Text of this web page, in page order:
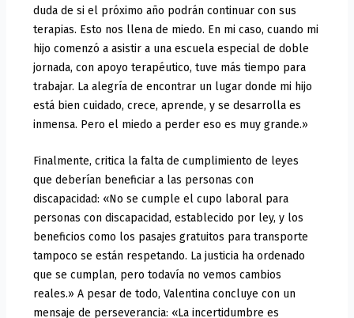
duda de si el próximo año podrán continuar con sus
terapias. Esto nos llena de miedo. En mi caso, cuando mi
hijo comenzó a asistir a una escuela especial de doble
jornada, con apoyo terapéutico, tuve más tiempo para
trabajar. La alegría de encontrar un lugar donde mi hijo
está bien cuidado, crece, aprende, y se desarrolla es
inmensa. Pero el miedo a perder eso es muy grande.»
Finalmente, critica la falta de cumplimiento de leyes
que deberían beneficiar a las personas con
discapacidad: «No se cumple el cupo laboral para
personas con discapacidad, establecido por ley, y los
beneficios como los pasajes gratuitos para transporte
tampoco se están respetando. La justicia ha ordenado
que se cumplan, pero todavía no vemos cambios
reales.» A pesar de todo, Valentina concluye con un
mensaje de perseverancia: «La incertidumbre es